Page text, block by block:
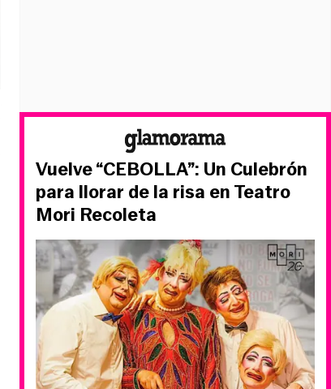
Vuelve “CEBOLLA”: Un Culebrón
para llorar de la risa en Teatro
Mori Recoleta